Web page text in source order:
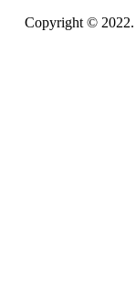
Copyright ©